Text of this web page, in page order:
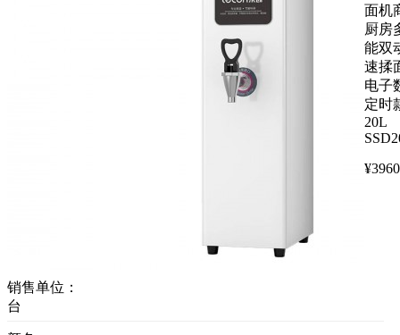
面机
厨房
能双
速揉
电子
定时
20L
¥
销售单位：
台